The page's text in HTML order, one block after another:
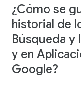
¿Cómo se
historial de
Búsqueda y
y en
Google?